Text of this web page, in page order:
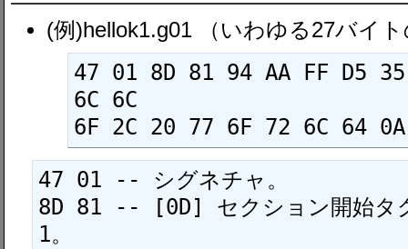
(例)hellok1.g01 （いわゆる27バイ
47 01 8D 81 94 AA FF D5
6C 6C
6F 2C 20 77 6F 72 6C 64
47 01 -- シグネチャ。
8D 81 -- [0D] セクション開始タ
1。